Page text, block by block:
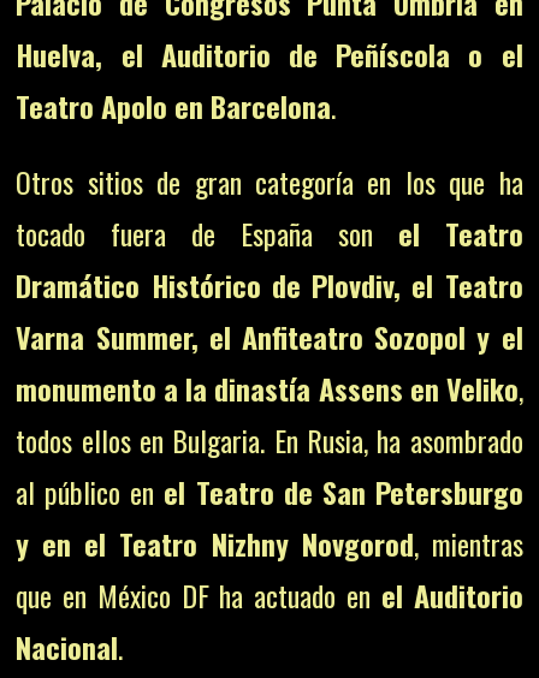
Huelva, el Auditorio de Peñíscola o el
Teatro Apolo en Barcelona.
Otros sitios de gran categoría en los que ha
tocado fuera de España son el
Teatro
Dramático Histórico de Plovdiv, el Teatro
Varna Summer, el Anfiteatro Sozopol y el
monumento a la dinastía Assens en Veliko,
todos ellos en Bulgaria. En Rusia, ha asombrado
al público en el Teatro de San Petersburgo
y en el Teatro Nizhny Novgorod, mientras
que en México DF ha actuado en el Auditorio
Nacional.